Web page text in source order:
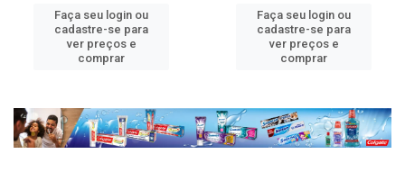
Faça seu login ou
cadastre-se para
ver preços e
comprar
Faça seu login ou
cadastre-se para
ver preços e
comprar